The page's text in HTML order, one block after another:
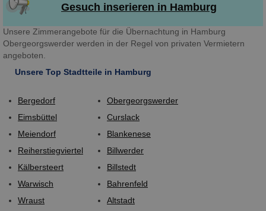
Gesuch inserieren in Hamburg
Unsere Zimmerangebote für die Übernachtung in Hamburg
Obergeorgswerder werden in der Regel von privaten Vermietern
angeboten.
Unsere Top Stadtteile in Hamburg
Bergedorf
Eimsbüttel
Meiendorf
Reiherstiegviertel
Kälbersteert
Warwisch
Wraust
Obergeorgswerder
Curslack
Blankenese
Billwerder
Billstedt
Bahrenfeld
Altstadt